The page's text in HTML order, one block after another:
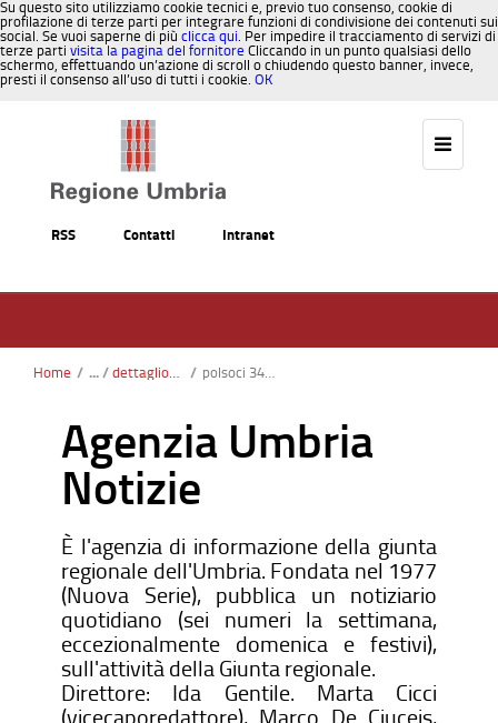
Su questo sito utilizziamo cookie tecnici e, previo tuo consenso, cookie di
profilazione di terze parti per integrare funzioni di condivisione dei contenuti sui
social. Se vuoi saperne di più clicca qui. Per impedire il tracciamento di servizi di
terze parti visita la pagina del fornitore Cliccando in un punto qualsiasi dello
schermo, effettuando un’azione di scroll o chiudendo questo banner, invece,
presti il consenso all’uso di tutti i cookie. OK
RSS Contatti Intranet
Home / dettaglionotizie / polsoci 34 disabilità: venerdì 3 aprile conferenza stampa per illustrare attività osservatorio regionale
Agenzia Umbria
Notizie
È l'agenzia di informazione della giunta
regionale dell'Umbria. Fondata nel 1977
(Nuova Serie), pubblica un notiziario
quotidiano (sei numeri la settimana,
eccezionalmente domenica e festivi),
sull'attività della Giunta regionale.
Direttore: Ida Gentile. Marta Cicci
(vicecaporedattore), Marco De Ciuceis,